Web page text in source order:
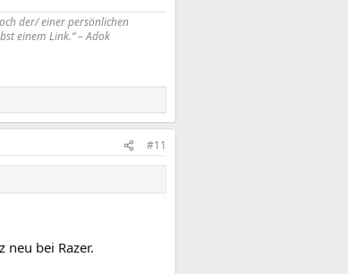
der/ einer persönlichen
einem Link.“ – Adok
#11
bei Razer.